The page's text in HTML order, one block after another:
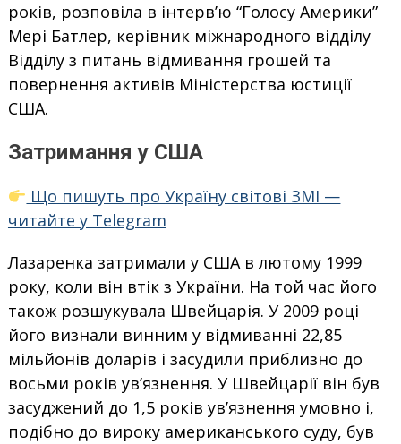
років, розповіла в інтерв’ю “Голосу Америки”
Мері Батлер, керівник міжнародного відділу
Відділу з питань відмивання грошей та
повернення активів Міністерства юстиції
США.
Затримання у США
Що пишуть про Україну світові ЗМІ —
читайте у Telegram
Лазаренка затримали у США в лютому 1999
року, коли він втік з України. На той час його
також розшукувала Швейцарія. У 2009 році
його визнали винним у відмиванні 22,85
мільйонів доларів і засудили приблизно до
восьми років ув’язнення. У Швейцарії він був
засуджений до 1,5 років ув’язнення умовно і,
подібно до вироку американського суду, був